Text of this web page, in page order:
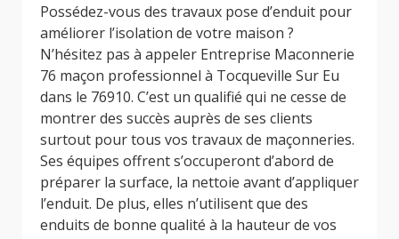
Possédez-vous des travaux pose d’enduit pour
améliorer l’isolation de votre maison ?
N’hésitez pas à appeler Entreprise Maconnerie
76 maçon professionnel à Tocqueville Sur Eu
dans le 76910. C’est un qualifié qui ne cesse de
montrer des succès auprès de ses clients
surtout pour tous vos travaux de maçonneries.
Ses équipes offrent s’occuperont d’abord de
préparer la surface, la nettoie avant d’appliquer
l’enduit. De plus, elles n’utilisent que des
enduits de bonne qualité à la hauteur de vos